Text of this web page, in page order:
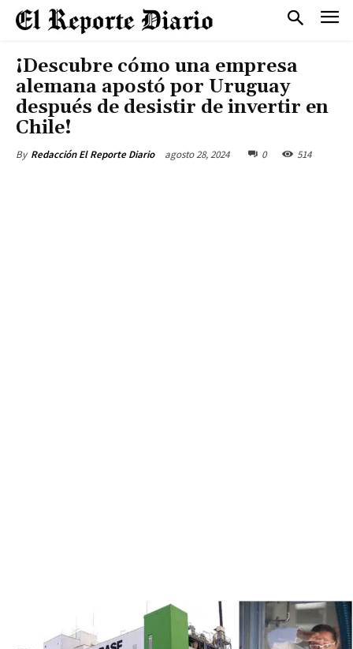
¡Descubre cómo una empresa
alemana apostó por Uruguay
después de desistir de invertir en
Chile!
By Redacción El Reporte Diario agosto 28, 2024 0 514